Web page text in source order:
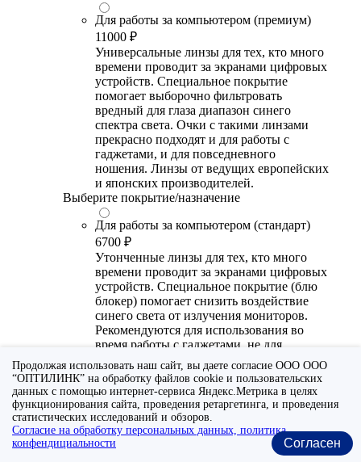
Для работы за компьютером (премиум)
11000 ₽
Универсальные линзы для тех, кто много
времени проводит за экранами цифровых
устройств. Специальное покрытие
помогает выборочно фильтровать
вредный для глаза диапазон синего
спектра света. Очки с такими линзами
прекрасно подходят и для работы с
гаджетами, и для повседневного
ношения. Линзы от ведущих европейских
и японских производителей.
Выберите покрытие/назначение
Для работы за компьютером (стандарт)
6700 ₽
Утонченные линзы для тех, кто много
времени проводит за экранами цифровых
устройств. Специальное покрытие (блю
блокер) помогает снизить воздействие
синего света от излучения мониторов.
Рекомендуются для использования во
время работы с гаджетами, не для
постоянного ношения. Линзы
производства Сербии или Ю.-В. Азии.
Для работы за компьютером (премиум)
20300 ₽
Универсальные утонченные линзы для
тех, кто много времени проводит за
Продолжая использовать наш сайт, вы даете согласие ООО ООО
“ОПТИЛИНК” на обработку файлов cookie и пользовательских
данных с помощью интернет-сервиса Яндекс.Метрика в целях
функционирования сайта, проведения ретаргетинга, и проведения
статистических исследований и обзоров.
Согласие на обработку персональных данных, политика
конфендициальности
Согласен